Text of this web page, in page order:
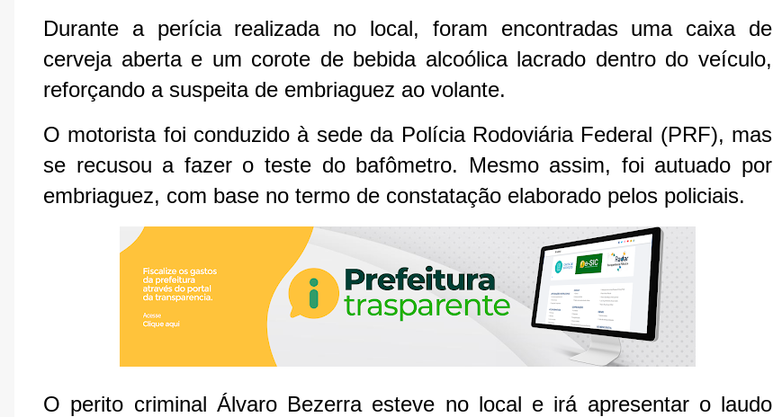
Durante a perícia realizada no local, foram encontradas uma caixa de
cerveja aberta e um corote de bebida alcoólica lacrado dentro do veículo,
reforçando a suspeita de embriaguez ao volante.
O motorista foi conduzido à sede da Polícia Rodoviária Federal (PRF), mas
se recusou a fazer o teste do bafômetro. Mesmo assim, foi autuado por
embriaguez, com base no termo de constatação elaborado pelos policiais.
O perito criminal Álvaro Bezerra esteve no local e irá apresentar o laudo